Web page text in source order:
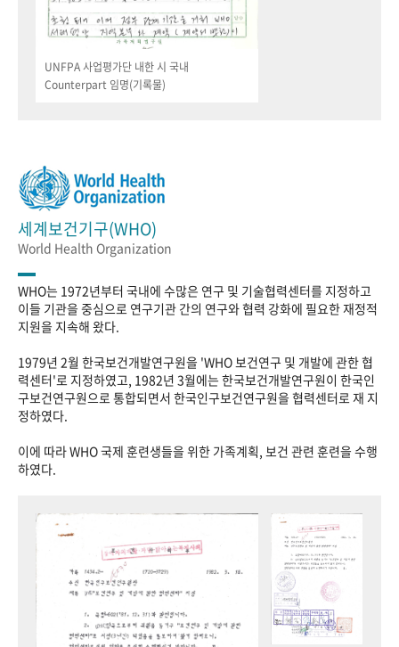
UNFPA 사업평가단 내한 시 국내
Counterpart 임명(기록물)
세계보건기구(WHO)
World Health Organization
WHO는 1972년부터 국내에 수많은 연구 및 기술협력센터를 지정하고
이들 기관을 중심으로 연구기관 간의 연구와 협력 강화에 필요한 재정적
지원을 지속해 왔다.
1979년 2월 한국보건개발연구원을 'WHO 보건연구 및 개발에 관한 협
력센터'로 지정하였고, 1982년 3월에는 한국보건개발연구원이 한국인
구보건연구원으로 통합되면서 한국인구보건연구원을 협력센터로 재 지
정하였다.
이에 따라 WHO 국제 훈련생들을 위한 가족계획, 보건 관련 훈련을 수행
하였다.